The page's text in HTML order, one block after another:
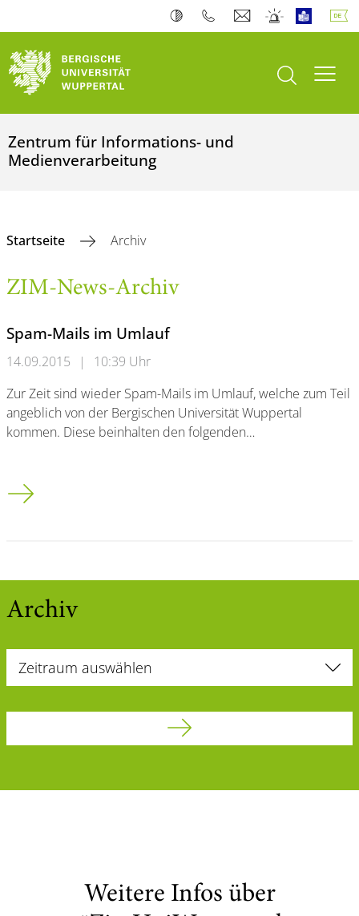
Suche öffnen
Zentrum für Informations- und
Medienverarbeitung
Startseite Archiv
ZIM-News-Archiv
Spam-Mails im Umlauf
14.09.2015 |
10:39 Uhr
Zur Zeit sind wieder Spam-Mails im Umlauf, welche zum Teil
angeblich von der Bergischen Universität Wuppertal
kommen. Diese beinhalten den folgenden…
Spam-Mails im Umlauf
Archiv
Weitere Infos über